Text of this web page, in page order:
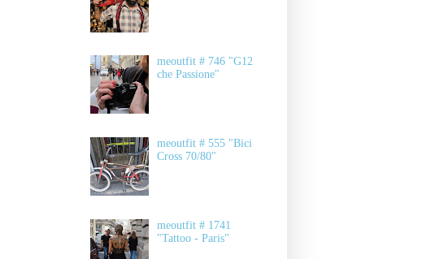
meoutfit # 746 "G12
che Passione"
meoutfit # 555 "Bici
Cross 70/80"
meoutfit # 1741
"Tattoo - Paris"